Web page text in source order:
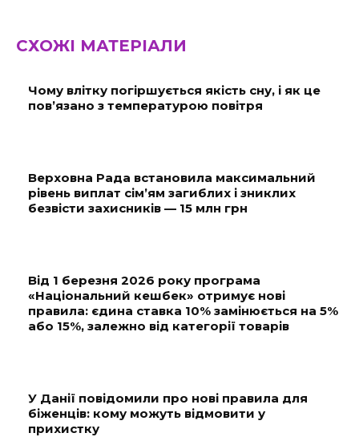
СХОЖІ МАТЕРІАЛИ
Чому влітку погіршується якість сну, і як це
пов’язано з температурою повітря
Верховна Рада встановила максимальний
рівень виплат сім’ям загиблих і зниклих
безвісти захисників — 15 млн грн
Від 1 березня 2026 року програма
«Національний кешбек» отримує нові
правила: єдина ставка 10% замінюється на 5%
або 15%, залежно від категорії товарів
У Данії повідомили про нові правила для
біженців: кому можуть відмовити у
прихистку